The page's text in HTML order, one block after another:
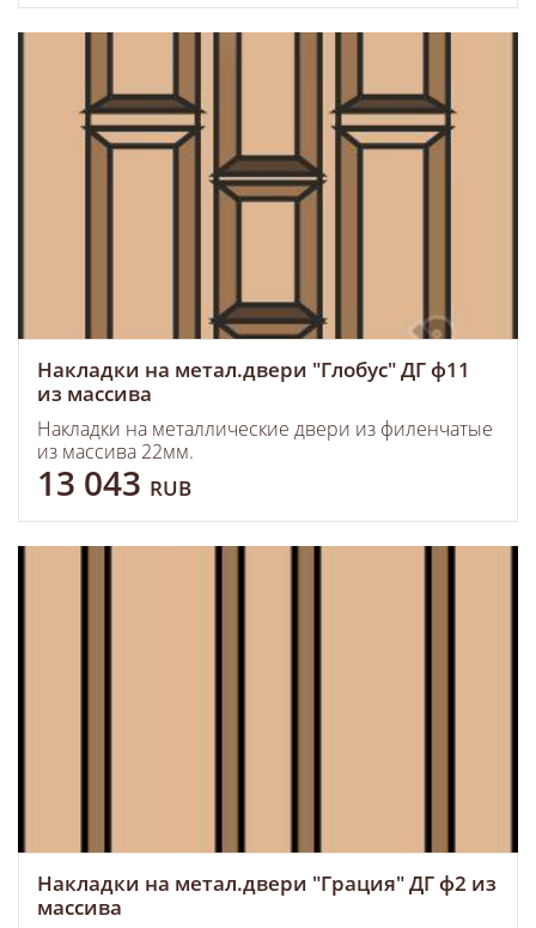
Накладки на метал.двери "Глобус" ДГ ф11
из массива
Накладки на металлические двери из филенчатые
из массива 22мм.
13 043 RUB
Накладки на метал.двери "Грация" ДГ ф2 из
массива